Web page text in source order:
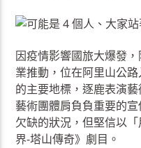
因疫情影響國旅大爆發
業推動，位在阿里山公
的主要地標，逐鹿表演
藝術團體肩負負重要的
欠缺的狀況，但堅信以
界-塔山傳奇》劇目。